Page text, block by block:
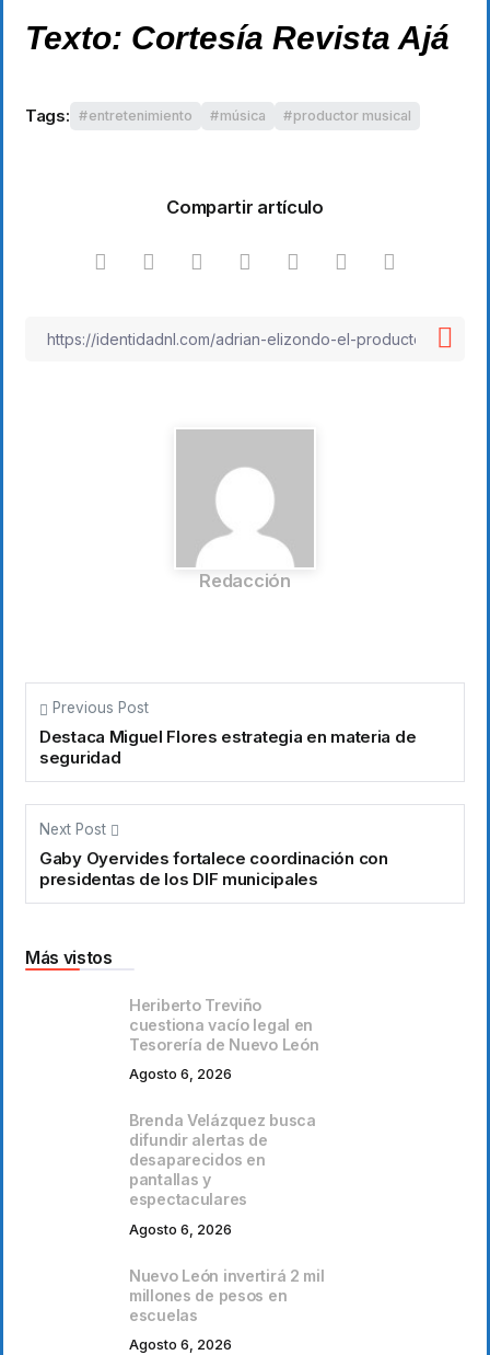
Texto: Cortesía Revista Ajá
Tags: entretenimiento música productor musical
Compartir artículo
Redacción
Previous Post
Destaca Miguel Flores estrategia en materia de
seguridad
Next Post
Gaby Oyervides fortalece coordinación con
presidentas de los DIF municipales
Más vistos
Heriberto Treviño
cuestiona vacío legal en
Tesorería de Nuevo León
Agosto 6, 2026
Brenda Velázquez busca
difundir alertas de
desaparecidos en
pantallas y
espectaculares
Agosto 6, 2026
Nuevo León invertirá 2 mil
millones de pesos en
escuelas
Agosto 6, 2026